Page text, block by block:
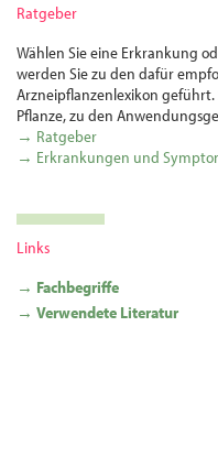
Ratgeber
Wählen Sie eine Erkrankung
werden Sie zu den dafür
Arzneipflanzenlexikon
Pflanze, zu den
→ Ratgeber
→ Erkrankungen und
Links
→ Fachbegriffe
→ Verwendete Literatur